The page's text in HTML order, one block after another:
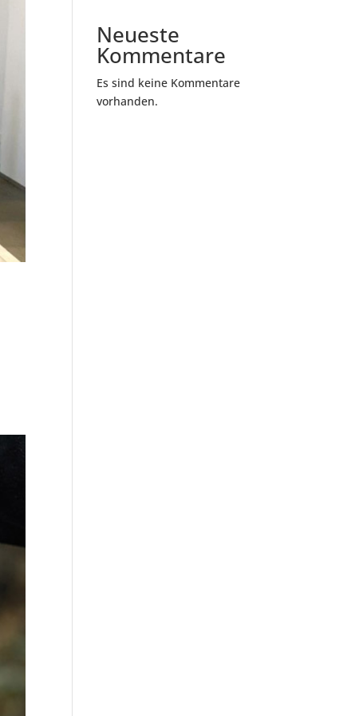
Neueste
Kommentare
Es sind keine Kommentare
vorhanden.